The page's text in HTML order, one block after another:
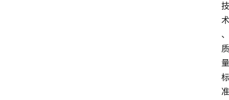
技
术
、
质
量
标
准